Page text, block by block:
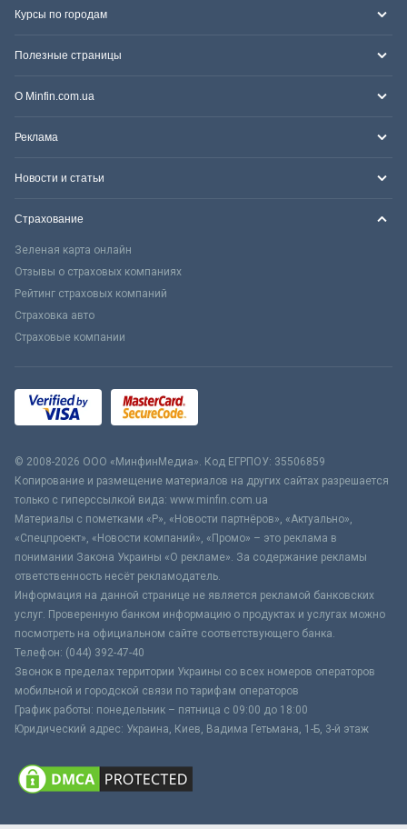
Курсы по городам
Полезные страницы
О Minfin.com.ua
Реклама
Новости и статьи
Страхование
Зеленая карта онлайн
Отзывы о страховых компаниях
Рейтинг страховых компаний
Страховка авто
Страховые компании
© 2008-2026 ООО «МинфинМедиа». Код ЕГРПОУ: 35506859
Копирование и размещение материалов на других сайтах разрешается
только с гиперссылкой вида: www.minfin.com.ua
Материалы с пометками «Р», «Новости партнёров», «Актуально»,
«Спецпроект», «Новости компаний», «Промо» – это реклама в
понимании Закона Украины «О рекламе». За содержание рекламы
ответственность несёт рекламодатель.
Информация на данной странице не является рекламой банковских
услуг. Проверенную банком информацию о продуктах и услугах можно
посмотреть на официальном сайте соответствующего банка.
Телефон: (044) 392-47-40
Звонок в пределах территории Украины со всех номеров операторов
мобильной и городской связи по тарифам операторов
График работы: понедельник – пятница с 09:00 до 18:00
Юридический адрес: Украина, Киев, Вадима Гетьмана, 1-Б, 3-й этаж